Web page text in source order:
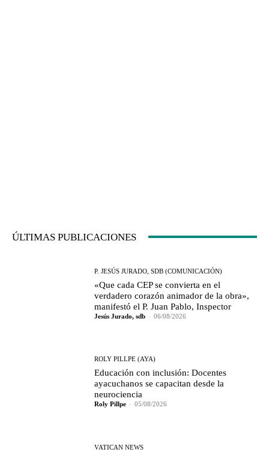
ÚLTIMAS PUBLICACIONES
P. JESÚS JURADO, SDB (COMUNICACIÓN)
«Que cada CEP se convierta en el
verdadero corazón animador de la obra»,
manifestó el P. Juan Pablo, Inspector
Jesús Jurado, sdb - 06/08/2026
ROLY PILLPE (AYA)
Educación con inclusión: Docentes
ayacuchanos se capacitan desde la
neurociencia
Roly Pillpe - 05/08/2026
VATICAN NEWS